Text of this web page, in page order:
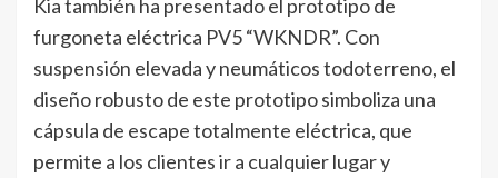
Kia también ha presentado el prototipo de
furgoneta eléctrica PV5 “WKNDR”. Con
suspensión elevada y neumáticos todoterreno, el
diseño robusto de este prototipo simboliza una
cápsula de escape totalmente eléctrica, que
permite a los clientes ir a cualquier lugar y